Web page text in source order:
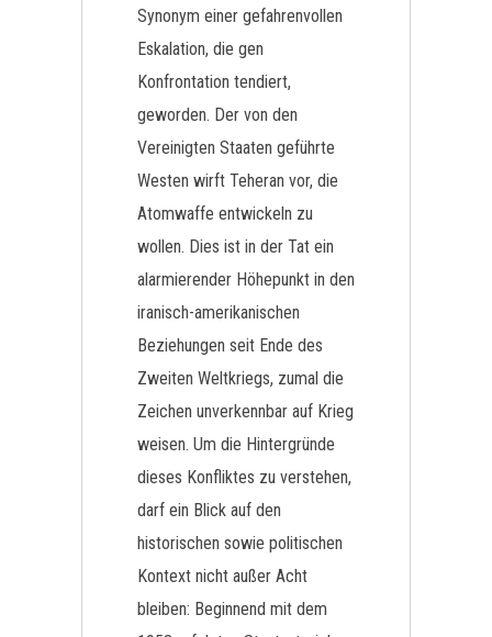
Synonym einer gefahrenvollen
Eskalation, die gen
Konfrontation tendiert,
geworden. Der von den
Vereinigten Staaten geführte
Westen wirft Teheran vor, die
Atomwaffe entwickeln zu
wollen. Dies ist in der Tat ein
alarmierender Höhepunkt in den
iranisch-amerikanischen
Beziehungen seit Ende des
Zweiten Weltkriegs, zumal die
Zeichen unverkennbar auf Krieg
weisen. Um die Hintergründe
dieses Konfliktes zu verstehen,
darf ein Blick auf den
historischen sowie politischen
Kontext nicht außer Acht
bleiben: Beginnend mit dem